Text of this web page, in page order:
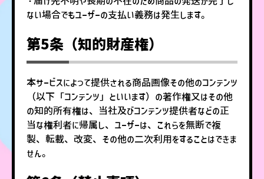
ない場合でもユーザーの支払い義務は発生します。
第5条（知的財産権）
本サービスによって提供される商品画像その他のコンテンツ
（以下「コンテンツ」といいます）の著作権又はその他
の知的所有権は、当社及びコンテンツ提供者などの正
当な権利者に帰属し、ユーザーは、これらを無断で複
製、転載、改変、その他の二次利用をすることはできま
せん。